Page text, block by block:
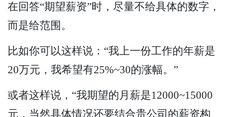
在回答“期望薪资”时，尽量不给具体的数字，
而是给范围。
比如你可以这样说：“我上一份工作的年薪是
20万元，我希望有25%~30的涨幅。”
或者这样说，“我期望的月薪是12000~15000
元，当然具体情况还要结合贵公司的薪资构